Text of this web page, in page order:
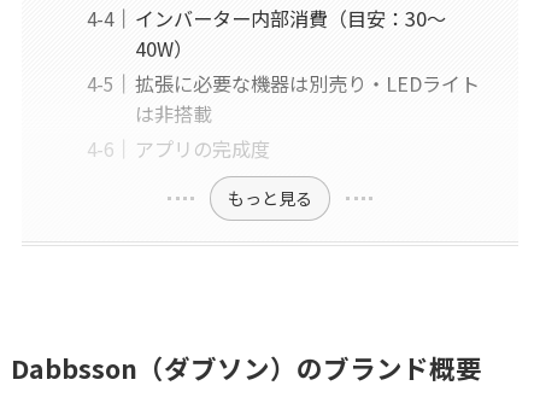
インバーター内部消費（目安：30〜
40W）
拡張に必要な機器は別売り・LEDライト
は非搭載
アプリの完成度
もっと見る
Dabbsson（ダブソン）のブランド概要